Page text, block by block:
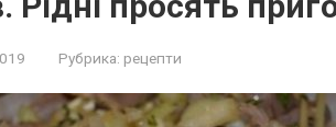
Рубрика: рецепти